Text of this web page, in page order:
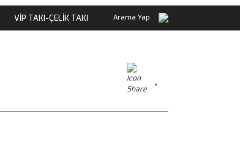
VİP TAKI-ÇELİK TAKI Arama Yap